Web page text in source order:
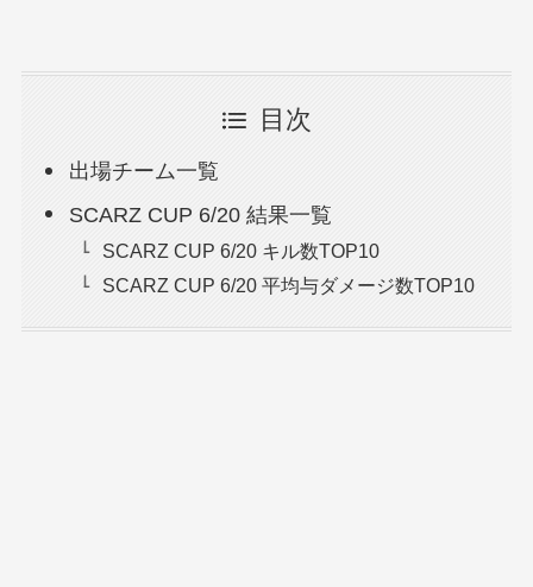
目次
出場チーム一覧
SCARZ CUP 6/20 結果一覧
SCARZ CUP 6/20 キル数TOP10
SCARZ CUP 6/20 平均与ダメージ数TOP10